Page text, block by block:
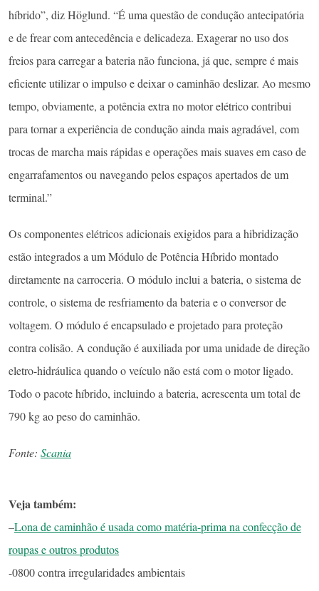
híbrido”, diz Höglund. “É uma questão de condução antecipatória
e de frear com antecedência e delicadeza. Exagerar no uso dos
freios para carregar a bateria não funciona, já que, sempre é mais
eficiente utilizar o impulso e deixar o caminhão deslizar. Ao mesmo
tempo, obviamente, a potência extra no motor elétrico contribui
para tornar a experiência de condução ainda mais agradável, com
trocas de marcha mais rápidas e operações mais suaves em caso de
engarrafamentos ou navegando pelos espaços apertados de um
terminal.”
Os componentes elétricos adicionais exigidos para a hibridização
estão integrados a um Módulo de Potência Híbrido montado
diretamente na carroceria. O módulo inclui a bateria, o sistema de
controle, o sistema de resfriamento da bateria e o conversor de
voltagem. O módulo é encapsulado e projetado para proteção
contra colisão. A condução é auxiliada por uma unidade de direção
eletro-hidráulica quando o veículo não está com o motor ligado.
Todo o pacote híbrido, incluindo a bateria, acrescenta um total de
790 kg ao peso do caminhão.
Fonte: Scania
Veja também:
–Lona de caminhão é usada como matéria-prima na confecção de
roupas e outros produtos
-0800 contra irregularidades ambientais